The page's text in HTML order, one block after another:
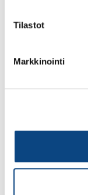
Tilastot
Markkinointi
99.68€ /kpl(alv. 0%)